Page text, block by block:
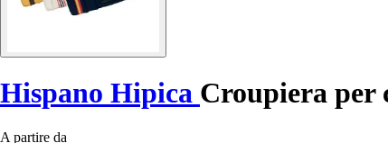
Hispano Hipica Croupiera per
A partire da